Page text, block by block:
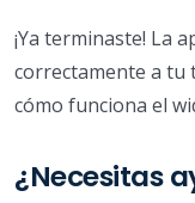
¡Ya terminaste! La
correctamente a tu
cómo funciona el
¿Necesitas